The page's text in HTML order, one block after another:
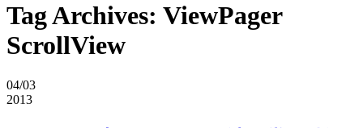
Tag Archives: ViewPager
ScrollView
04/03
2013